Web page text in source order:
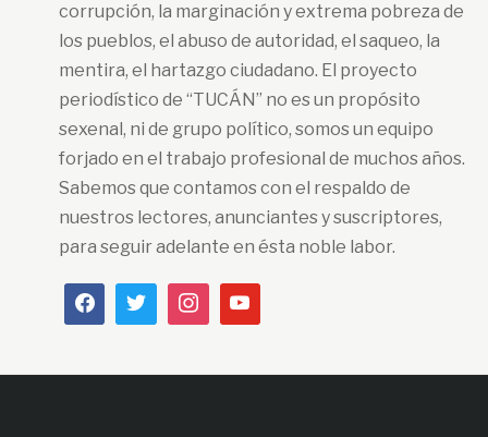
corrupción, la marginación y extrema pobreza de
los pueblos, el abuso de autoridad, el saqueo, la
mentira, el hartazgo ciudadano. El proyecto
periodístico de “TUCÁN” no es un propósito
sexenal, ni de grupo político, somos un equipo
forjado en el trabajo profesional de muchos años.
Sabemos que contamos con el respaldo de
nuestros lectores, anunciantes y suscriptores,
para seguir adelante en ésta noble labor.